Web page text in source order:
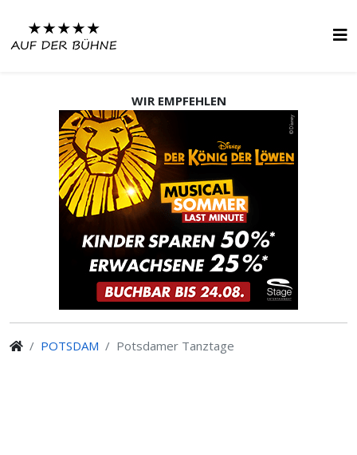
WIR EMPFEHLEN
POTSDAM Potsdamer Tanztage